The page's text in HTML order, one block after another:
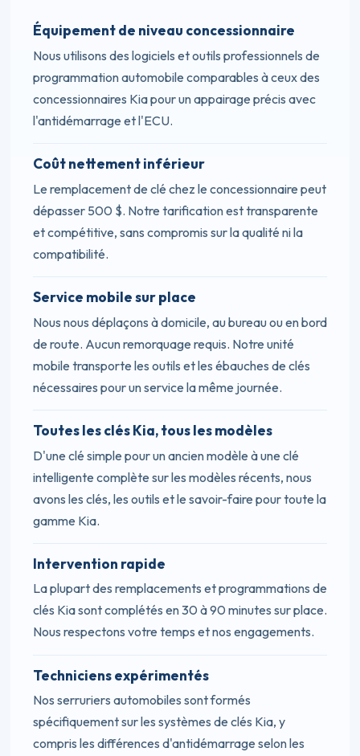
Équipement de niveau concessionnaire
Nous utilisons des logiciels et outils professionnels de
programmation automobile comparables à ceux des
concessionnaires Kia pour un appairage précis avec
l'antidémarrage et l'ECU.
Coût nettement inférieur
Le remplacement de clé chez le concessionnaire peut
dépasser 500 $. Notre tarification est transparente
et compétitive, sans compromis sur la qualité ni la
compatibilité.
Service mobile sur place
Nous nous déplaçons à domicile, au bureau ou en bord
de route. Aucun remorquage requis. Notre unité
mobile transporte les outils et les ébauches de clés
nécessaires pour un service la même journée.
Toutes les clés Kia, tous les modèles
D'une clé simple pour un ancien modèle à une clé
intelligente complète sur les modèles récents, nous
avons les clés, les outils et le savoir-faire pour toute la
gamme Kia.
Intervention rapide
La plupart des remplacements et programmations de
clés Kia sont complétés en 30 à 90 minutes sur place.
Nous respectons votre temps et nos engagements.
Techniciens expérimentés
Nos serruriers automobiles sont formés
spécifiquement sur les systèmes de clés Kia, y
compris les différences d'antidémarrage selon les